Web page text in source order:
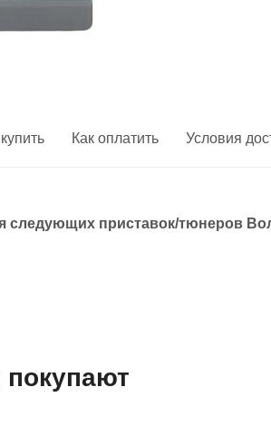
Как оплатить Условия
следующих приставок/тюнеров